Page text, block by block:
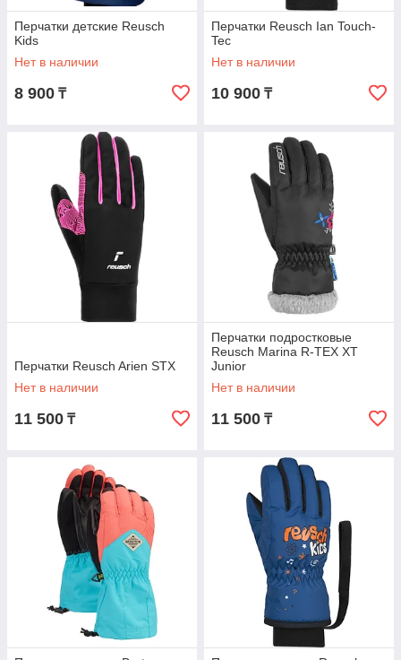
Перчатки детские Reusch
Kids
Нет в наличии
8 900 ₸
Перчатки Reusch Ian Touch-
Tec
Нет в наличии
10 900 ₸
Перчатки Reusch Arien STX
Нет в наличии
11 500 ₸
Перчатки подростковые
Reusch Marina R-TEX XT
Junior
Нет в наличии
11 500 ₸